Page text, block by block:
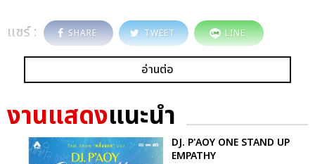
แชร์ : SHARE TWEET LINE
อ่านต่อ
งานแสดงแนะนำ
DJ. P'AOY ONE STAND UP
EMPATHY